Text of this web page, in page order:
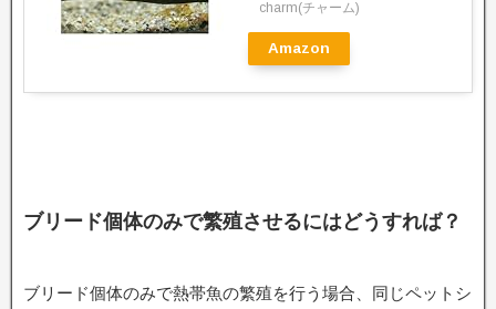
charm(チャーム)
Amazon
ブリード個体のみで繁殖させるにはどうすれば？
ブリード個体のみで熱帯魚の繁殖を行う場合、同じペットシ